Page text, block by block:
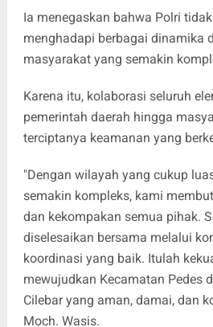
Ia menegaskan bahwa Polri
menghadapi berbagai dinamika
masyarakat yang semakin
Karena itu, kolaborasi seluruh
pemerintah daerah hingga
terciptanya keamanan yang
"Dengan wilayah yang cukup
semakin kompleks, kami
dan kekompakan semua pihak.
diselesaikan bersama melalui
koordinasi yang baik. Itulah
mewujudkan Kecamatan Pedes
Cilebar yang aman, damai, dan
Moch. Wasis.